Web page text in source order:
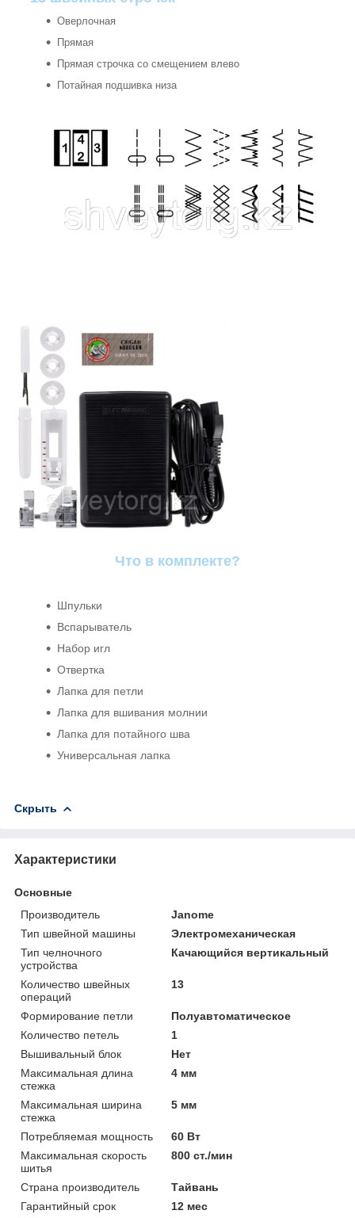
Оверлочная
Прямая
Прямая строчка со смещением влево
Потайная подшивка низа
Что в комплекте?
Шпульки
Вспарыватель
Набор игл
Отвертка
Лапка для петли
Лапка для вшивания молнии
Лапка для потайного шва
Универсальная лапка
Скрыть
Характеристики
Основные
Производитель
Janome
Тип швейной машины
Электромеханическая
Тип челночного
устройства
Качающийся вертикальный
Количество швейных
операций
13
Формирование петли
Полуавтоматическое
Количество петель
1
Вышивальный блок
Нет
Максимальная длина
стежка
4 мм
Максимальная ширина
стежка
5 мм
Потребляемая мощность
60 Вт
Максимальная скорость
шитья
800 ст./мин
Страна производитель
Тайвань
Гарантийный срок
12 мес